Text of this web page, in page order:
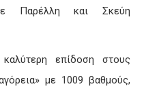
Παρέλλη και Σκεύη
επίδοση στους
με 1009 βαθμούς,